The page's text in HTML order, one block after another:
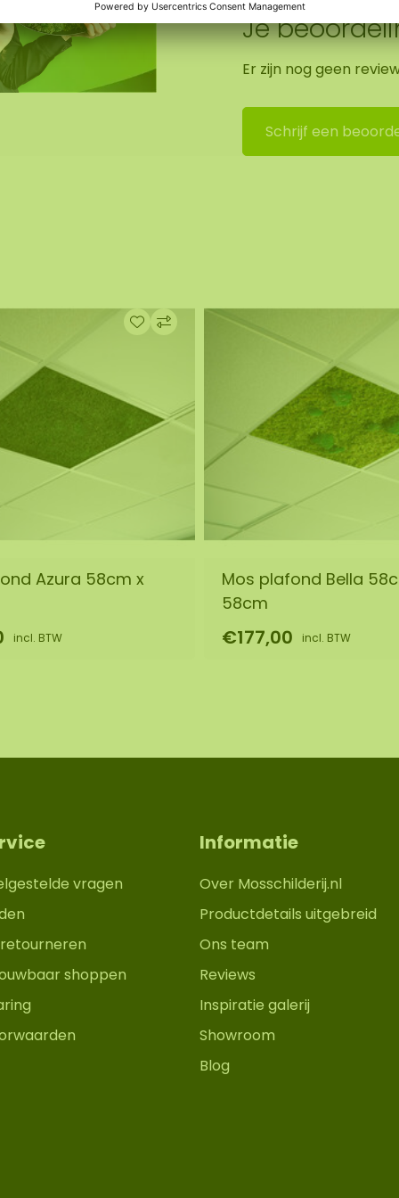
er een natuurlijke
zal
bedrijf grote waarde
deze zijkanten
kan de
foto.
of dit formaat past in
U kunt bij de
moet zijn.
Hierdoor kan de
geselecteerde
op via
Je
Er zijn nog geen
Schrijf een
Azura 58cm x
incl. BTW
Mos plafond Bella
58cm
€177,00 incl. BTW
vragen
shoppen
Informatie
Over Mosschilderij.nl
Productdetails uitgebreid
Ons team
Reviews
Inspiratie galerij
Showroom
Blog